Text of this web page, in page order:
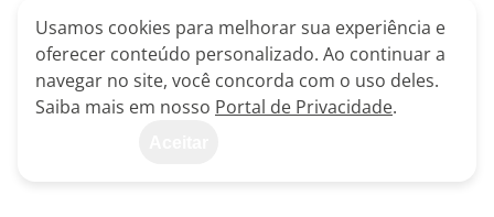
Usamos cookies para melhorar sua experiência e
oferecer conteúdo personalizado. Ao continuar a
navegar no site, você concorda com o uso deles.
Saiba mais em nosso Portal de Privacidade.